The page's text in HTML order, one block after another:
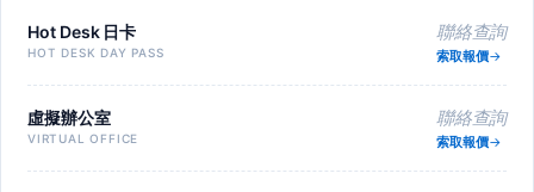
Hot Desk 日卡
HOT DESK DAY PASS
聯絡查詢
索取報價
虛擬辦公室
VIRTUAL OFFICE
聯絡查詢
索取報價